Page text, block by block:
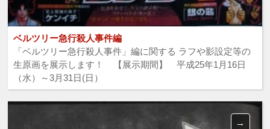
ベルツリー急行殺人事件編
「ベルツリー急行殺人事件」編に関する ラフや影設定等の
生原画を展示します！ 【展示期間】 平成25年1月16日
（水）～3月31日(日）